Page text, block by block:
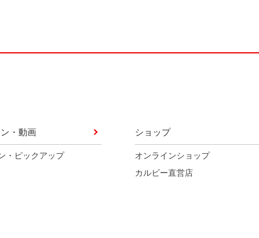
・動画
・ピックアップ
ショップ
オンラインショップ
カルビー直営店